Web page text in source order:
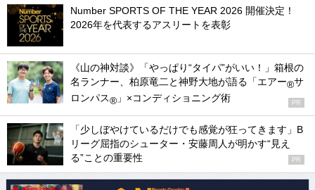
Number SPORTS OF THE YEAR 2026 開催決定！
2026年を代表するアスリートを表彰
《山の神対談》「やっぱり“タイパ”がいい！」箱根の
名ランナー、柏原竜二と神野大地が語る「エアー®サ
ロンパス® 」×コンディショニング術 PR
「少しぼやけているだけでも感覚が狂ってきます」B
リーグ屈指のシューター・安藤周人が明かす“見え
る”ことの重要性
PR